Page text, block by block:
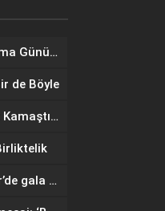
Tuğba Ünal, Dünya Sarılma Günü kapsamında hayranlarıyla buluştu
de Böyle
Wilma Elles Defilede Göz Kamaştırdı, Kuliste Oğlunu Uyuttu
IF Wedding Fashion İzmir’de gala defilesinde yıldızlar geçidi